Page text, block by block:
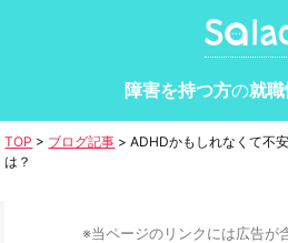
障害を持つ方の就
TOP > ブログ記事 >ADHDかもしれなくて不
は？
※当ページのリンクには広告が